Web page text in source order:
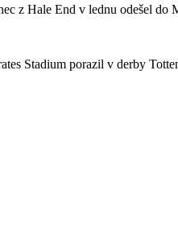
z Hale End v lednu odešel do
Stadium porazil v derby